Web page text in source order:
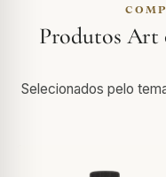
Produtos Art
Selecionados pelo